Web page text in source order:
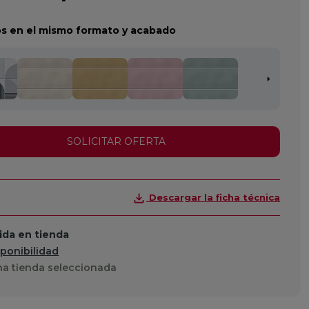
en el mismo formato y acabado
SOLICITAR OFERTA
Descargar la ficha técnica
en tienda
tienda seleccionada